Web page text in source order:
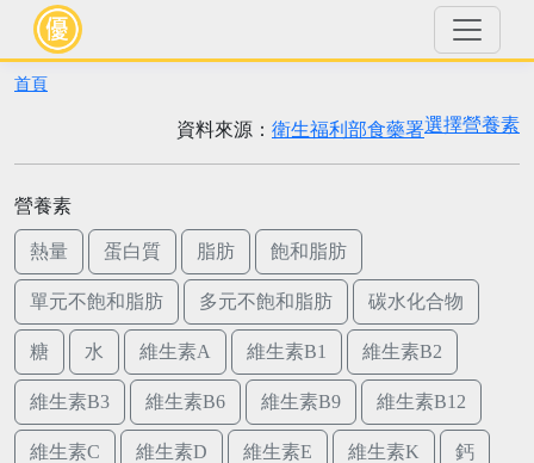
首頁
選擇營養素
資料來源： 衛生福利部食藥署
營養素
熱量 蛋白質 脂肪 飽和脂肪
單元不飽和脂肪 多元不飽和脂肪 碳水化合物
糖 水 維生素A 維生素B1 維生素B2
維生素B3 維生素B6 維生素B9 維生素B12
維生素C 維生素D 維生素E 維生素K 鈣